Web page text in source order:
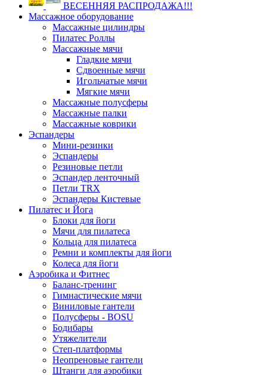
ВЕСЕННЯЯ РАСПРОДАЖА!!!
Массажное оборудование
Массажные цилиндры
Пилатес Роллы
Массажные мячи
Гладкие мячи
Сдвоенные мячи
Игольчатые мячи
Мягкие мячи
Массажные полусферы
Массажные палки
Массажные коврики
Эспандеры
Мини-резинки
Эспандеры
Резиновые петли
Эспандер ленточный
Петли TRX
Эспандеры Кистевые
Пилатес и Йога
Блоки для йоги
Мячи для пилатеса
Кольца для пилатеса
Ремни и комплекты для йоги
Колеса для йоги
Аэробика и Фитнес
Баланс-тренинг
Гимнастические мячи
Виниловые гантели
Полусферы - BOSU
Бодибары
Утяжелители
Степ-платформы
Неопреновые гантели
Штанги для аэробики